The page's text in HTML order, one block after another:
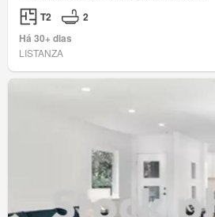
T2
2
Há 30+ dias
LISTANZA